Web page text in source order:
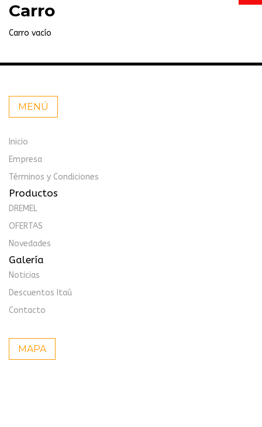
Carro
Carro vacío
MENÚ
Inicio
Empresa
Términos y Condiciones
Productos
DREMEL
OFERTAS
Novedades
Galería
Noticias
Descuentos Itaú
Contacto
MAPA